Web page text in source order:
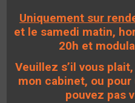
Uniquement sur
et le samedi matin,
20h et
Veuillez s’il vous
mon cabinet, ou
pouvez pas